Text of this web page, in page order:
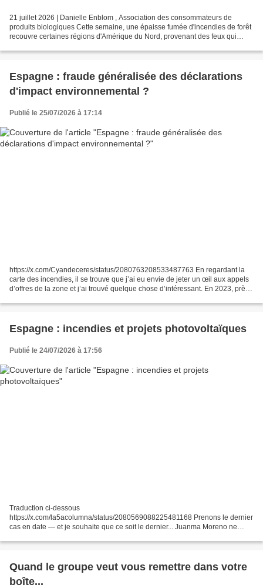
21 juillet 2026 | Danielle Enblom , Association des consommateurs de
produits biologiques Cette semaine, une épaisse fumée d'incendies de forêt
recouvre certaines régions d'Amérique du Nord, provenant des feux qui
Espagne : fraude généralisée des déclarations
d'impact environnemental ?
Publié le 25/07/2026 à 17:14
https://x.com/Cyandeceres/status/2080763208533487763 En regardant la
carte des incendies, il se trouve que j’ai eu envie de jeter un œil aux appels
d’offres de la zone et j’ai trouvé quelque chose d’intéressant. En 2023, près
Espagne : incendies et projets photovoltaïques
Publié le 24/07/2026 à 17:56
Traduction ci-dessous
https://x.com/la5acolumna/status/2080569088225481168 Prenons le dernier
cas en date — et je souhaite que ce soit le dernier... Juanma Moreno ne
gens de s'hydrater...
Quand le groupe veut vous remettre dans votre
boîte...